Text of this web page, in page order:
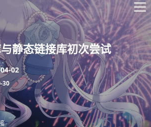
静态链接库初次尝试
02
30